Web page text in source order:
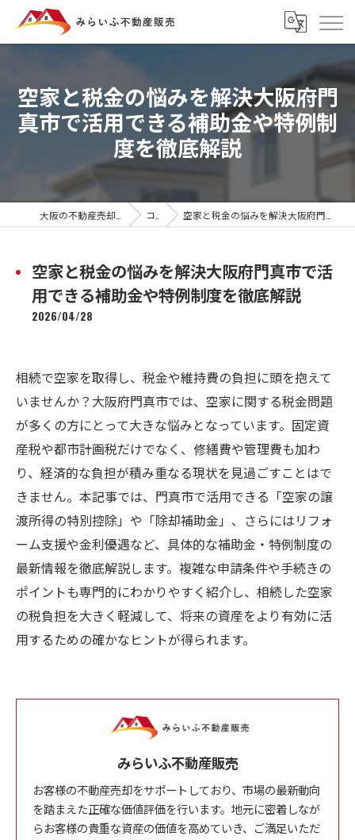
空家と税金の悩みを解決大阪府門
真市で活用できる補助金や特例制
度を徹底解説
コラム 空家と税金の悩みを解決大阪府門真市で活用できる補助金や特例制度を徹底解説
空家と税金の悩みを解決大阪府門真市で活
用できる補助金や特例制度を徹底解説
2026/04/28
相続で空家を取得し、税金や維持費の負担に頭を抱えて
いませんか？大阪府門真市では、空家に関する税金問題
が多くの方にとって大きな悩みとなっています。固定資
産税や都市計画税だけでなく、修繕費や管理費も加わ
り、経済的な負担が積み重なる現状を見過ごすことはで
きません。本記事では、門真市で活用できる「空家の譲
渡所得の特別控除」や「除却補助金」、さらにはリフォ
ーム支援や金利優遇など、具体的な補助金・特例制度の
最新情報を徹底解説します。複雑な申請条件や手続きの
ポイントも専門的にわかりやすく紹介し、相続した空家
の税負担を大きく軽減して、将来の資産をより有効に活
用するための確かなヒントが得られます。
みらいふ不動産販売
お客様の不動産売却をサポートしており、市場の最新動向
を踏まえた正確な価値評価を行います。地元に密着しなが
らお客様の貴重な資産の価値を高めていき、ご満足いただ